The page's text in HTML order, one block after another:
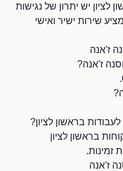
לציון יש יתרון של נגישות
שירות ישיר ואישי
ז'אנה
ז'אנה?
לעבודות בראשון לציון?
בראשון לציון
זמינות.
ז'אנה